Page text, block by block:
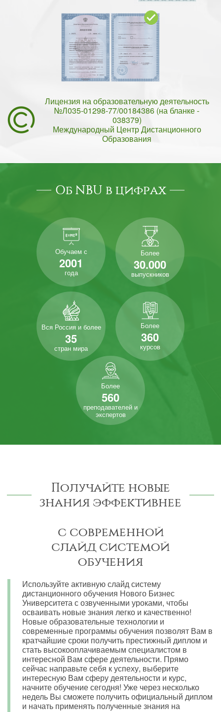
Лицензия на образовательную деятельность
№Л035-01298-77/00184386 (на бланке -
038379)
Международный Центр Дистанционного
Образования
Об NBU в цифрах
Обучаем с
2001
года
Более
30.000
выпускников
Вся Россия и более
35
стран мира
Более
360
курсов
Более
560
преподавателей и
экспертов
Получайте новые
знания эффективнее
с современной
слайд системой
обучения
Используйте активную слайд систему
дистанционного обучения Нового Бизнес
Университета с озвученными уроками, чтобы
осваивать новые знания легко и качественно!
Новые образовательные технологии и
современные программы обучения позволят Вам в
кратчайшие сроки получить престижный диплом и
стать высокооплачиваемым специалистом в
интересной Вам сфере деятельности. Прямо
сейчас направьте себя к успеху, выберите
интересную Вам сферу деятельности и курс,
начните обучение сегодня! Уже через несколько
недель Вы сможете получить официальный диплом
и начать применять полученные знания на